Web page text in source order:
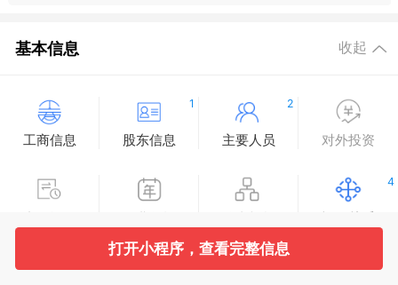
基本信息 收起
工商信息
1
股东信息
2
主要人员 对外投资
4
打开小程序，查看完整信息